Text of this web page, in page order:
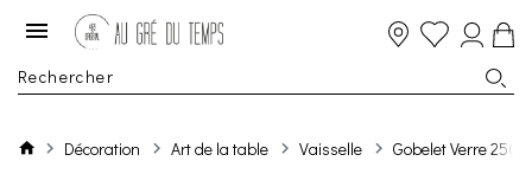
Décoration Art de la table Vaisselle Gobelet Verre 25Cl